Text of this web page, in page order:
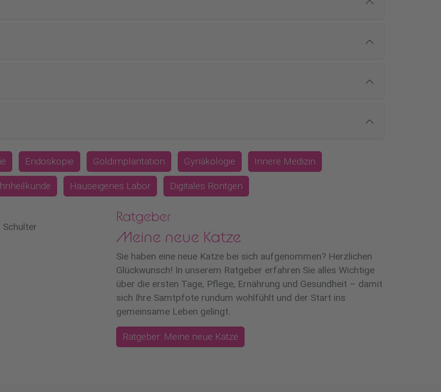
Endoskopie Goldimplantation Gynäkologie Innere Medizin
Hauseigenes Labor Digitales Röntgen
Ratgeber
Meine neue Katze
Sie haben eine neue Katze bei sich aufgenommen? Herzlichen
Glückwunsch! In unserem Ratgeber erfahren Sie alles Wichtige
über die ersten Tage, Pflege, Ernährung und Gesundheit – damit
sich Ihre Samtpfote rundum wohlfühlt und der Start ins
gemeinsame Leben gelingt.
Ratgeber: Meine neue Katze